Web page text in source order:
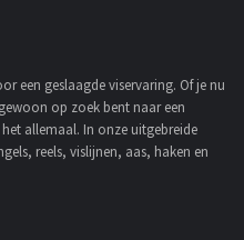
een geslaagde viservaring. Of je nu
op zoek bent naar een
allemaal. In onze uitgebreide
reels, vislijnen, aas, haken en